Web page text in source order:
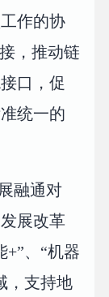
作的协
，推动链
口，促
统一的
融通对
展改革
+”、“机器
，支持地